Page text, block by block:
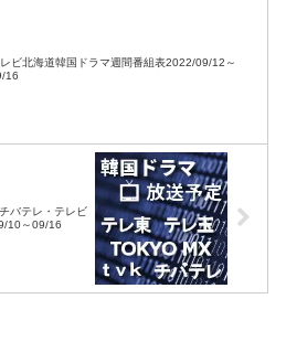
ビ北海道韓国ドラマ週間番組表2022/09/12～
16
バテレ・テレビ
10～09/16